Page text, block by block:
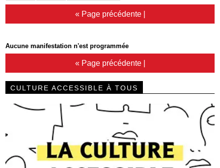
« Page précédente|
Aucune manifestation n'est programmée
« Page précédente|
CULTURE ACCESSIBLE À TOUS